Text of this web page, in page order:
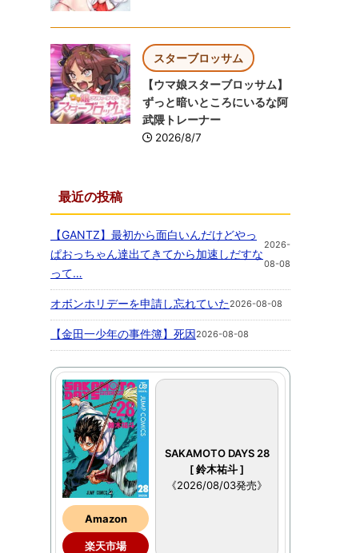
スターブロッサム
【ウマ娘スターブロッサム】
ずっと暗いところにいるな阿
武隈トレーナー
2026/8/7
最近の投稿
【GANTZ】最初から面白いんだけどやっ
ぱおっちゃん達出てきてから加速しだすな
って…
2026-
08-08
オボンホリデーを申請し忘れていた2026-08-08
【金田一少年の事件簿】死因2026-08-08
Amazon
楽天市場
SAKAMOTO DAYS 28
[ 鈴木祐斗 ]
《2026/08/03発売》